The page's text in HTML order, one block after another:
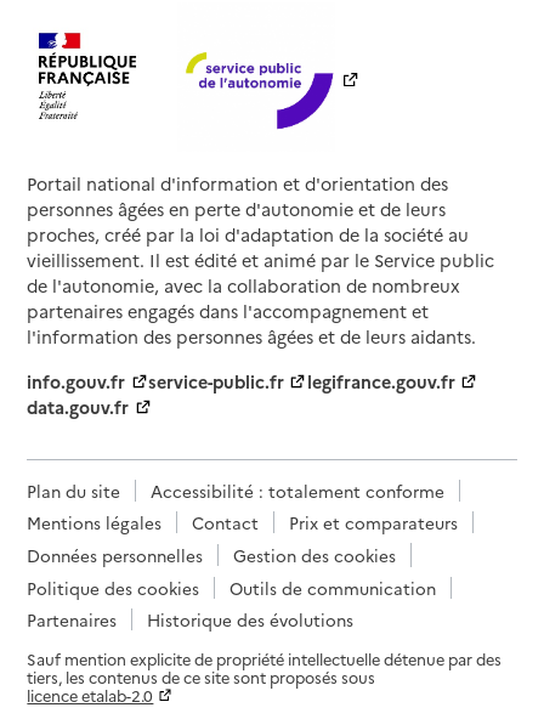
Portail national d'information et d'orientation des
personnes âgées en perte d'autonomie et de leurs
proches, créé par la loi d'adaptation de la société au
vieillissement. Il est édité et animé par le Service public
de l'autonomie, avec la collaboration de nombreux
partenaires engagés dans l'accompagnement et
l'information des personnes âgées et de leurs aidants.
info.gouv.fr
service-public.fr
legifrance.gouv.fr
data.gouv.fr
Plan du site
Accessibilité : totalement conforme
Mentions légales
Contact
Prix et comparateurs
Données personnelles
Gestion des cookies
Politique des cookies
Outils de communication
Partenaires
Historique des évolutions
Sauf mention explicite de propriété intellectuelle détenue par des
tiers, les contenus de ce site sont proposés sous
licence etalab-2.0